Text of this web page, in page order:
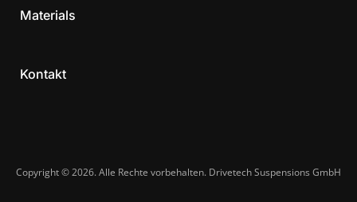
Materials
Kontakt
Copyright © 2026. Alle Rechte vorbehalten. Drivetech Suspensions GmbH​